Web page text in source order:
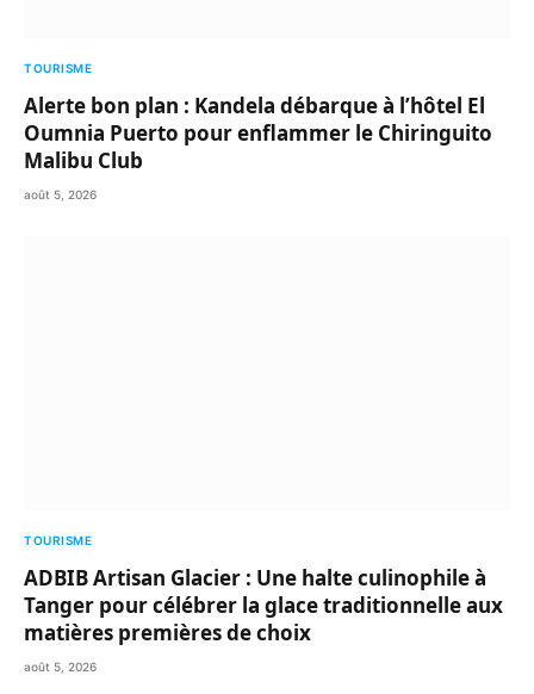
TOURISME
Alerte bon plan : Kandela débarque à l’hôtel El
Oumnia Puerto pour enflammer le Chiringuito
Malibu Club
août 5, 2026
TOURISME
ADBIB Artisan Glacier : Une halte culinophile à
Tanger pour célébrer la glace traditionnelle aux
matières premières de choix
août 5, 2026